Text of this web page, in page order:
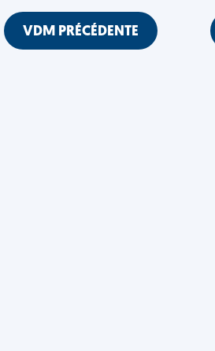
VDM PRÉCÉDENTE